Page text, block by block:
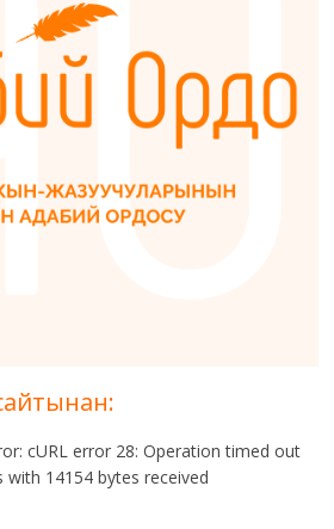
cURL error 28: Operation timed out
14154 bytes received